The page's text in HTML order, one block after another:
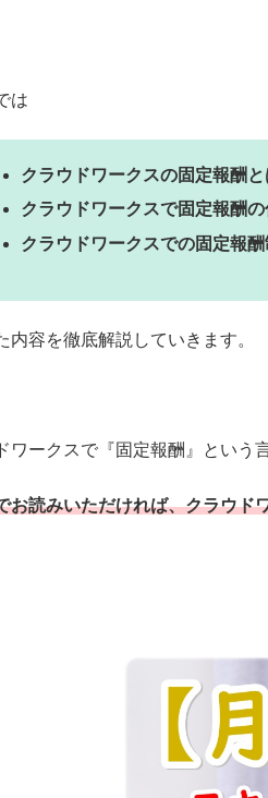
は
クラウドワークスの固定報酬と
クラウドワークスで固定報酬
クラウドワークスでの固定報
内容を徹底解説していきます。
ワークスで『固定報酬』という
お読みいただければ、クラウド